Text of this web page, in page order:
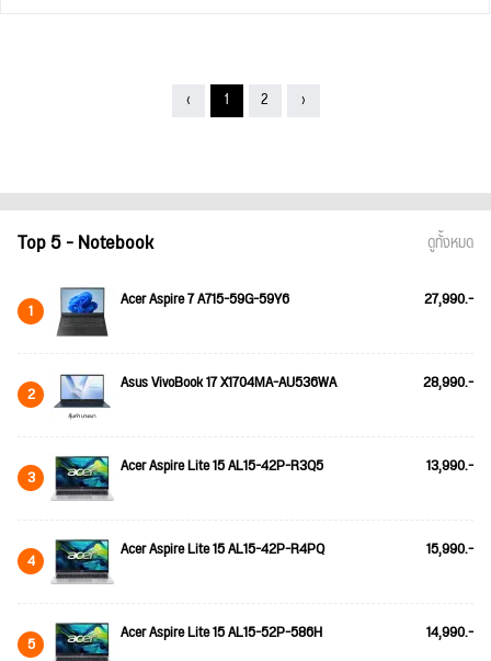
‹ 1 2 ›
Top 5 - Notebook ดูทั้งหมด
1 Acer Aspire 7 A715-59G-59Y6 27,990.-
2 Asus VivoBook 17 X1704MA-AU536WA 28,990.-
3 Acer Aspire Lite 15 AL15-42P-R3Q5 13,990.-
4 Acer Aspire Lite 15 AL15-42P-R4PQ 15,990.-
5 Acer Aspire Lite 15 AL15-52P-586H 14,990.-